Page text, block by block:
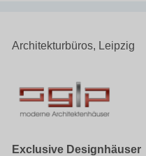
Architekturbüros, Leipzig
Exclusive Designhäuser